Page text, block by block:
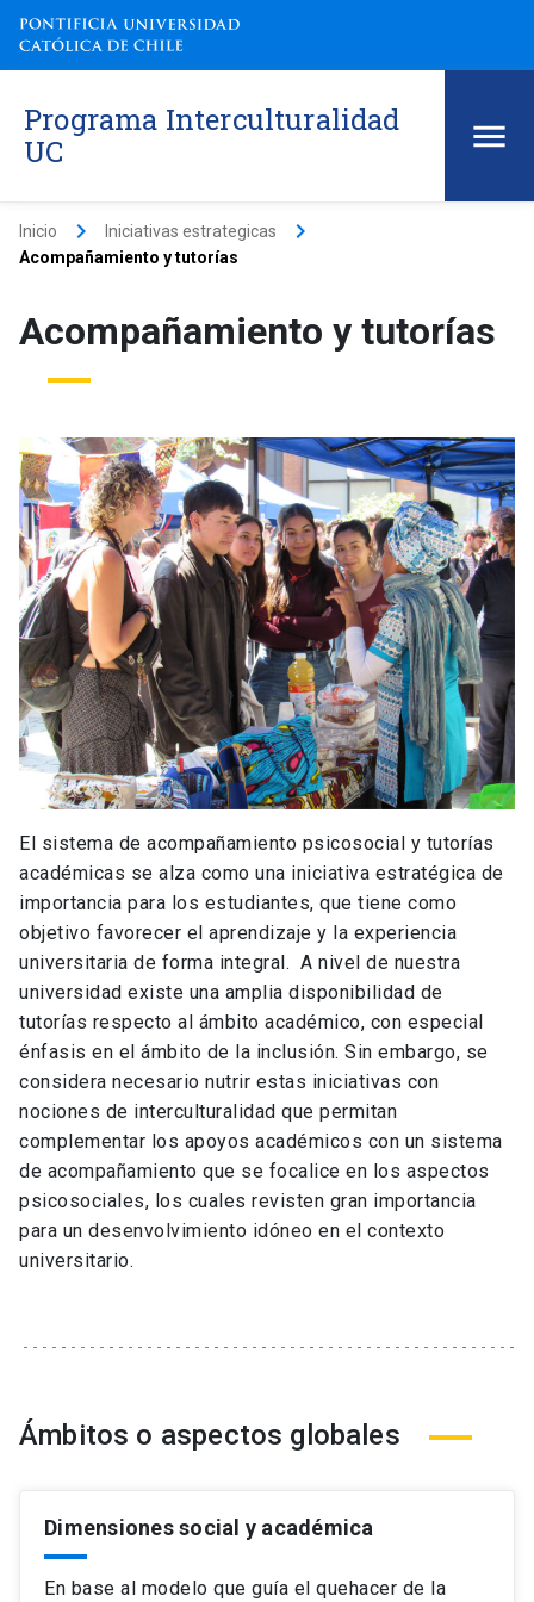
Programa Interculturalidad
UC
Inicio keyboard_arrow_right Iniciativas estrategicas keyboard_arrow_right
Acompañamiento y tutorías
Acompañamiento y tutorías
El sistema de acompañamiento psicosocial y tutorías
académicas se alza como una iniciativa estratégica de
importancia para los estudiantes, que tiene como
objetivo favorecer el aprendizaje y la experiencia
universitaria de forma integral. A nivel de nuestra
universidad existe una amplia disponibilidad de
tutorías respecto al ámbito académico, con especial
énfasis en el ámbito de la inclusión. Sin embargo, se
considera necesario nutrir estas iniciativas con
nociones de interculturalidad que permitan
complementar los apoyos académicos con un sistema
de acompañamiento que se focalice en los aspectos
psicosociales, los cuales revisten gran importancia
para un desenvolvimiento idóneo en el contexto
universitario.
Ámbitos o aspectos globales
Dimensiones social y académica
En base al modelo que guía el quehacer de la